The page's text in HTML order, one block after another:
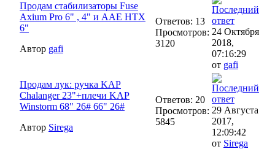
Продам стабилизаторы Fuse
Axium Pro 6" , 4" и AAE HTX
6"
Автор gafi
Ответов: 13
Просмотров:
3120
24 Октября
2018,
07:16:29
от gafi
Продам лук: ручка KAP
Chalanger 23"+плечи KAP
Winstorm 68" 26# 66" 26#
Автор Sirega
Ответов: 20
Просмотров:
5845
29 Августа
2017,
12:09:42
от Sirega